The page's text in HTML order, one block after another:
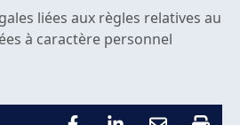
liées aux règles relatives au
à caractère personnel